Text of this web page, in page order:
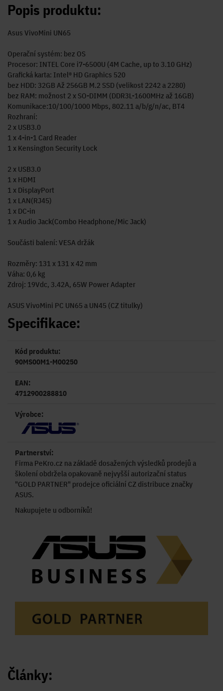
Popis produktu:
Asus VivoMini UN65
Operační systém: bez OS
Procesor: INTEL Core i7-6500U (4M Cache, up to 3.10 GHz)
Grafická karta: Intel® HD Graphics 520
bez HDD: 32GB Až 256GB M.2 SSD (velikost 2242 a 2280)
bez RAM: možnost 2 x SO-DIMM (DDR3L-1600MHz až 16GB)
Komunikace:10/100/1000 Mbps, 802.11 a/b/g/n/ac, BT4
Rozhraní:
2 x USB3.0
1 x 4-in-1 Card Reader
1 x Kensington Security Lock
2 x USB3.0
1 x HDMI
1 x DisplayPort
1 x LAN(RJ45)
1 x DC-in
1 x Audio Jack(Combo Headphone/Mic Jack)
Součásti balení: VESA držák
Rozměry: 131 x 131 x 42 mm
Váha: 0,6 kg
Zdroj: 19Vdc, 3.42A, 65W Power Adapter
ASUS VivoMini PC UN65 a UN45 (CZ titulky)
Specifikace:
Kód produktu:
90MS00M1-M00250
EAN:
4712900288810
Výrobce:
Partnerství:
Firma PeKro.cz na základě dosažených výsledků prodejů a
školení obdržela opakovaně nejvyšší autorizační status
"GOLD PARTNER" prodejce oficiální CZ distribuce značky
ASUS.
Nakupujete u odborníků!
Články: